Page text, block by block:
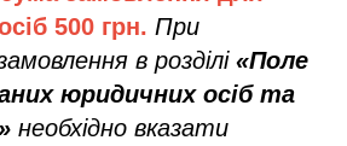
500 грн. При
в розділі «Поле
юридичних осіб та
необхідно вказати